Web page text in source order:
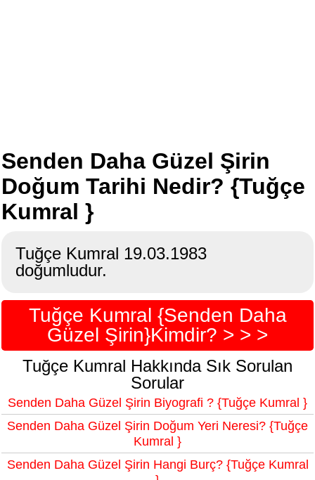
Senden Daha Güzel Şirin
Doğum Tarihi Nedir? {Tuğçe
Kumral }
Tuğçe Kumral 19.03.1983
doğumludur.
Tuğçe Kumral {Senden Daha
Güzel Şirin}Kimdir? > > >
Tuğçe Kumral Hakkında Sık Sorulan
Sorular
Senden Daha Güzel Şirin Biyografi ? {Tuğçe Kumral }
Senden Daha Güzel Şirin Doğum Yeri Neresi? {Tuğçe
Kumral }
Senden Daha Güzel Şirin Hangi Burç? {Tuğçe Kumral